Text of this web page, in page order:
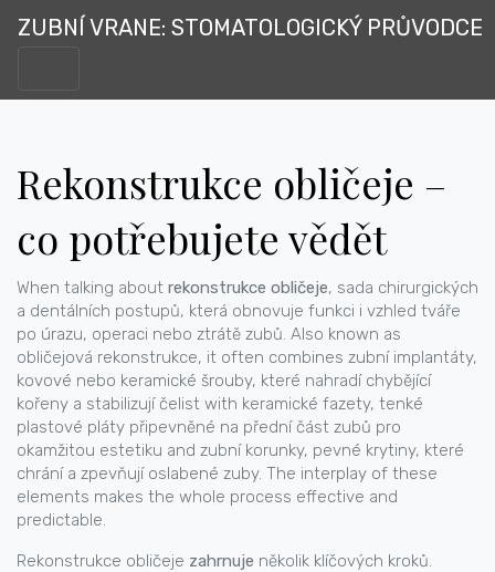
ZUBNÍ VRANE: STOMATOLOGICKÝ PRŮVODCE
Rekonstrukce obličeje –
co potřebujete vědět
When talking about rekonstrukce obličeje, sada chirurgických
a dentálních postupů, která obnovuje funkci i vzhled tváře
po úrazu, operaci nebo ztrátě zubů. Also known as
obličejová rekonstrukce, it often combines zubní implantáty,
kovové nebo keramické šrouby, které nahradí chybějící
kořeny a stabilizují čelist with keramické fazety, tenké
plastové pláty připevněné na přední část zubů pro
okamžitou estetiku and zubní korunky, pevné krytiny, které
chrání a zpevňují oslabené zuby. The interplay of these
elements makes the whole process effective and
predictable.
Rekonstrukce obličeje zahrnuje několik klíčových kroků.